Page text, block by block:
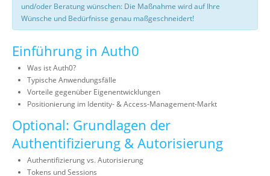
und/oder Beratung wünschen: Die Maßnahme wird auf Ihre
Wünsche und Bedürfnisse genau maßgeschneidert!
Einführung in Auth0
Was ist Auth0?
Typische Anwendungsfälle
Vorteile gegenüber Eigenentwicklungen
Positionierung im Identity- & Access-Management-Markt
Optional: Grundlagen der
Authentifizierung & Autorisierung
Authentifizierung vs. Autorisierung
Tokens und Sessions